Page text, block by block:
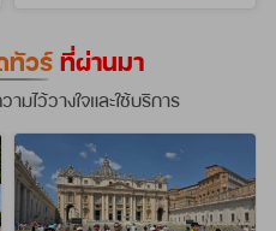
ทัวร์ ที่ผ่านมา
มไว้วางใจและใช้บริการ